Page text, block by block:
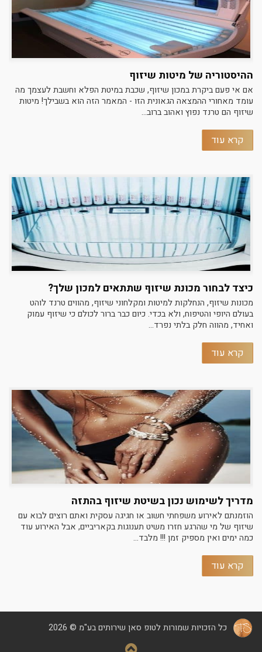
ההיסטוריה של מיטות שיזוף
אם אי פעם ביקרת במכון שיזוף, שכבת במיטת הפלא וחשבת לעצמך מה
עומד מאחורי ההמצאה הגאונית הזו - המאמר הזה הוא בשבילך! מיטות
שיזוף הם טרנד נפוץ ואהוב ברוב...
קרא עוד
כיצד לבחור מכונת שיזוף שתתאים למכון שלך?
מכונות שיזוף, הנחלקות למיטות ומקלחוני שיזוף, מהווים טרנד לוהט
בעולם היופי והטיפוח, ולא בכדי. כיום כבר ברור לכולם כי שיזוף עמוק
ואחיד, מהווה חלק בלתי נפרד...
קרא עוד
מדריך לשימוש נכון בשיטת שיזוף בהתזה
הוזמנתם לאירוע משפחתי חשוב או חגיגה עסקית ואתם רוצים לבוא עם
שיזוף של מי שהרגע חזרו משיט תענוגות בקאריביים, אבל האירוע עוד
כמה ימים ואין מספיק זמן !!! מלבד...
קרא עוד
כל הזכויות שמורות לטופ סאן שירותים בע"מ © 2026